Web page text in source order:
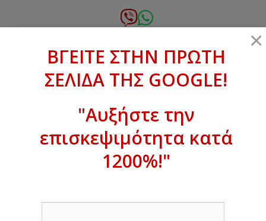
σε
xanthogenous@gmail.com
ΒΓΕΙΤΕ ΣΤΗΝ ΠΡΩΤΗ ΣΕΛΙΔΑ ΤΗΣ
GOOGLE!
×
ΒΓΕΙΤΕ ΣΤΗΝ ΠΡΩΤΗ
ΣΕΛΙΔΑ ΤΗΣ GOOGLE!
"Αυξήστε την
επισκεψιμότητα κατά
1200%!"